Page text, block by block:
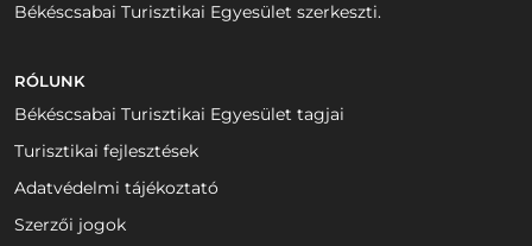
Békéscsabai Turisztikai Egyesület szerkeszti.
RÓLUNK
Békéscsabai Turisztikai Egyesület tagjai
Turisztikai fejlesztések
Adatvédelmi tájékoztató
Szerzői jogok